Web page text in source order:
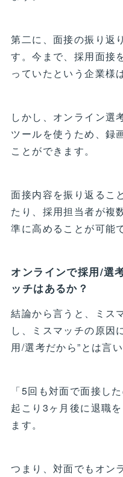
第二に、面接の振り返
す。今まで、採用面接
っていたという企業様
しかし、オンライン選
ツールを使うため、録
ことができます。
面接内容を振り返るこ
たり、採用担当者が複
準に高めることが可能
オンラインで採用/選
ッチはあるか？
結論から言うと、ミス
し、ミスマッチの原因
用/選考だから”とは言
「5回も対面で面接し
起こり3ヶ月後に退職
ます。
つまり、対面でもオン